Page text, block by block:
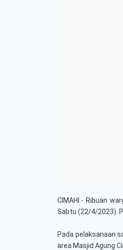
CIMAHI.- Ribuan
Sabtu (22/4/2023).
Pada pelaksanaan
area Masjid Agung